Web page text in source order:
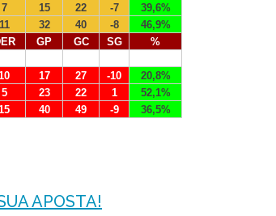
7 15 22 -7
39,6%
11 32 40 -8
46,9%
GP GC SG
%
17 27 -10
20,8%
5 23 22 1
52,1%
40 49 -9 36,5%
APOSTA!